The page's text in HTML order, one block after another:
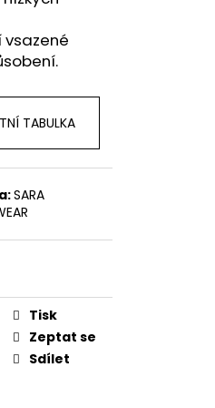
vsazené
TABULKA
SARA
Tisk
Zeptat se
Sdílet